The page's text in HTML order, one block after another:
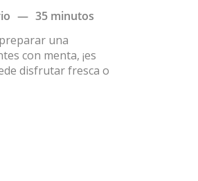
— 35 minutos
una
con menta, ¡es
disfrutar fresca o